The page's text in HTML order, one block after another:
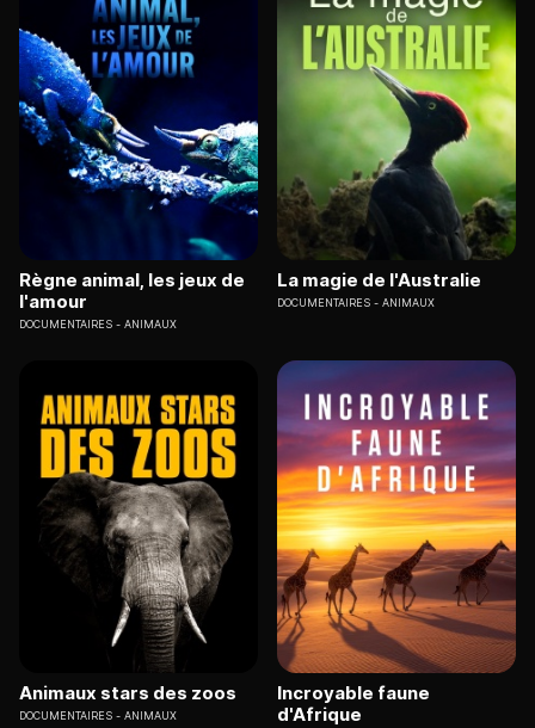
Règne animal, les jeux de
l'amour
DOCUMENTAIRES ANIMAUX
La magie de l'Australie
DOCUMENTAIRES ANIMAUX
Animaux stars des zoos
DOCUMENTAIRES ANIMAUX
Incroyable faune
d'Afrique